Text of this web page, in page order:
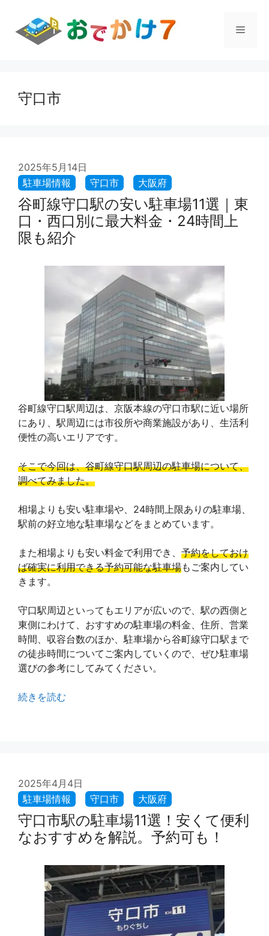
メ
守口市
2025年5月14日
谷町線守口駅の安い駐車場11選｜東
口・西口別に最大料金・24時間上
限も紹介
谷町線守口駅周辺は、京阪本線の守口市駅に近い場所
にあり、駅周辺には市役所や商業施設があり、生活利
便性の高いエリアです。
そこで今回は、谷町線守口駅周辺の駐車場について、
調べてみました。
相場よりも安い駐車場や、24時間上限ありの駐車場、
駅前の好立地な駐車場などをまとめています。
また相場よりも安い料金で利用でき、 予約をしておけ
ば確実に利用できる予約可能な駐車場もご案内してい
きます。
守口駅周辺といってもエリアが広いので、駅の西側と
東側にわけて、おすすめの駐車場の料金、住所、営業
時間、収容台数のほか、駐車場から谷町線守口駅まで
の徒歩時間についてご案内していくので、ぜひ駐車場
選びの参考にしてみてください。
続きを読む
2025年4月4日
守口市駅の駐車場11選！安くて便利
なおすすめを解説。予約可も！